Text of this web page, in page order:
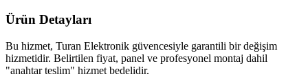
Ürün Detayları
Bu hizmet, Turan Elektronik güvencesiyle garantili bir değişim
hizmetidir. Belirtilen fiyat, panel ve profesyonel montaj dahil
"anahtar teslim" hizmet bedelidir.